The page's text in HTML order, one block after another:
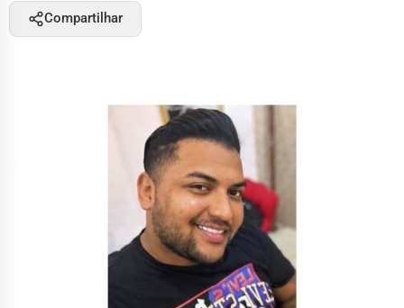
Compartilhar